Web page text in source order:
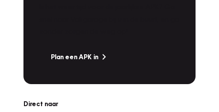
Plan een APK in
Direct naar